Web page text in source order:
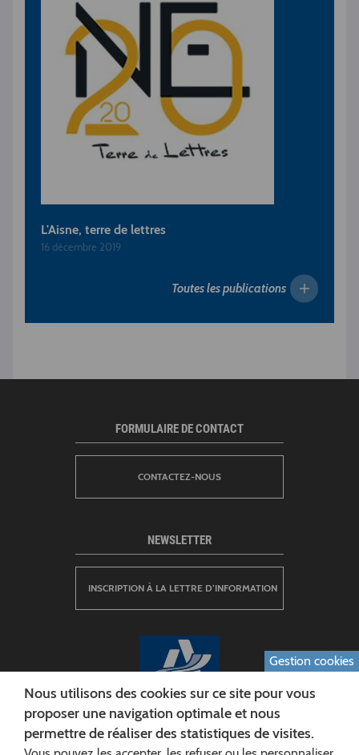
L'Aisne, terre de lettres
16 décembre 2019
Toutes les publications
CONSEIL DÉPARTEMENTAL DE L'AISNE
FORMULAIRE DE CONTACT
CONTACTEZ-NOUS
NEWSLETTER
INSCRIPTION À LA LETTRE D’INFORMATION
Gestion cookies
Nous utilisons des cookies sur ce site pour vous
proposer une navigation optimale et nous
permettre de réaliser des statistiques de visites.